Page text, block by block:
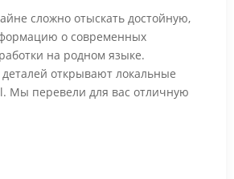
сложно отыскать достойную,
о современных
на родном языке.
открывают локальные
Мы перевели для вас отличную